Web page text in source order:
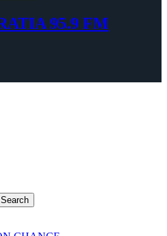
95.9 FM
Search